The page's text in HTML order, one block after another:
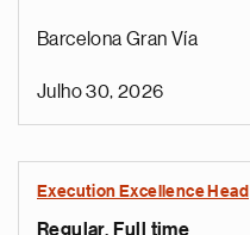
Barcelona Gran Vía
Julho 30, 2026
Execution Excellence Head
Regular, Full time